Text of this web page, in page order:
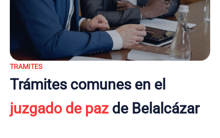
TRAMITES
Trámites comunes en el
juzgado de pazde Belalcázar